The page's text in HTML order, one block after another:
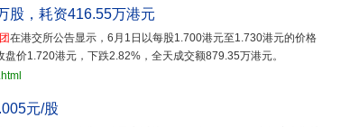
股，耗资416.55万港元
在港交所公告显示，6月1日以每股1.700港元至1.730港元的价格
价1.720港元，下跌2.82%，全天成交额879.35万港元。
元/股